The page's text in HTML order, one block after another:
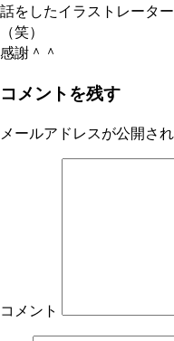
話をしたイラストレータ
（笑）
感謝＾＾
コメントを残す
メールアドレスが公開さ
コメント